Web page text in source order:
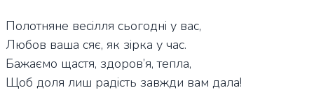
Полотняне весілля сьогодні у вас,
Любов ваша сяє, як зірка у час.
Бажаємо щастя, здоров’я, тепла,
Щоб доля лиш радість завжди вам дала!